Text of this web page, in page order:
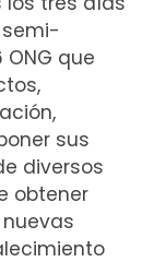
semi-
que
sus
diversos
obtener